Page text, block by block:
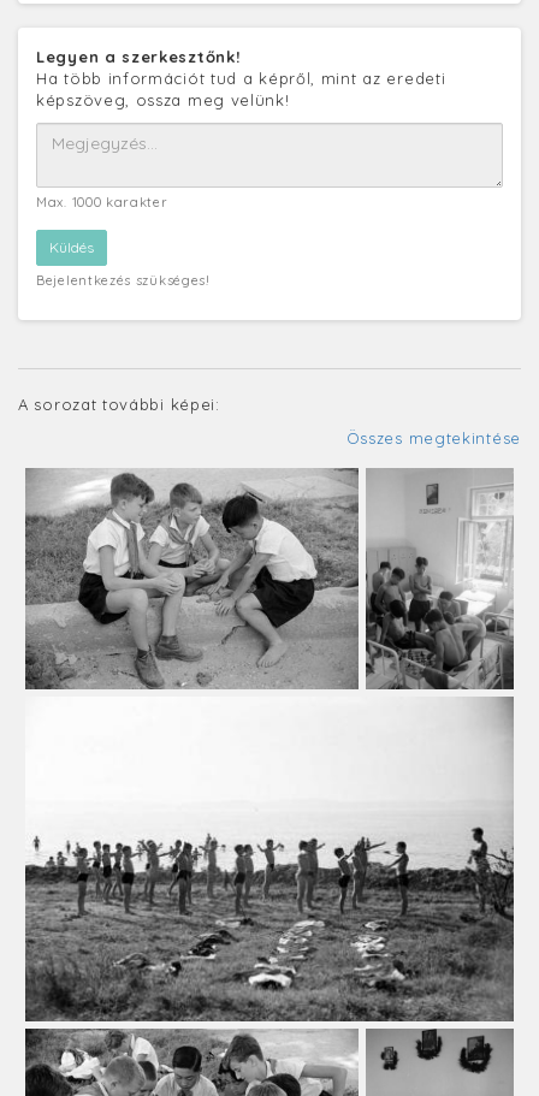
Legyen a szerkesztőnk!
Ha több információt tud a képről, mint az eredeti
képszöveg, ossza meg velünk!
Max. 1000 karakter
Bejelentkezés szükséges!
A sorozat további képei:
Összes megtekintése